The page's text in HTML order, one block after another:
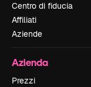
Centro di fiducia
Affiliati
Aziende
Azienda
Prezzi